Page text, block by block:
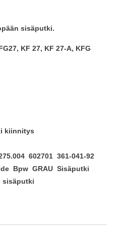
sisäputki.
KF 27, KF 27-A, KFG
kiinnitys
602701 361-041-92
Bpw GRAU Sisäputki
sisäputki